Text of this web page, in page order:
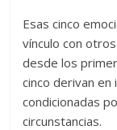
Esas cinco
vínculo con
desde los
cinco derivan
condicionadas
circunstancias.